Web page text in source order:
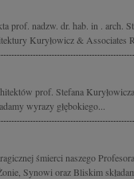
prof. nadzw. dr. hab. in . arch.
Kuryłowicz & Associates
prof. Stefana
wyrazy głębokiego...
śmierci naszego
Synowi oraz Bliskim